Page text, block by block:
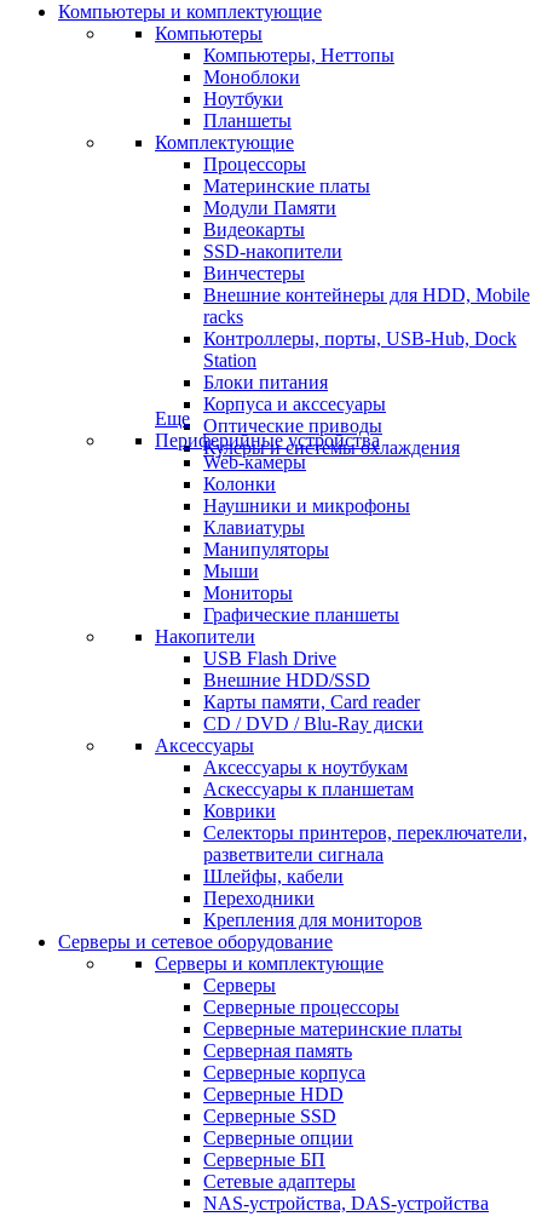
Компьютеры и комплектующие
Компьютеры
Компьютеры, Неттопы
Моноблоки
Ноутбуки
Планшеты
Комплектующие
Процессоры
Материнские платы
Модули Памяти
Видеокарты
SSD-накопители
Винчестеры
Внешние контейнеры для HDD, Mobile
racks
Контроллеры, порты, USB-Hub, Dock
Station
Блоки питания
Корпуса и акссесуары
Оптические приводы
Кулеры и системы охлаждения
Еще
Периферийные устройства
Web-камеры
Колонки
Наушники и микрофоны
Клавиатуры
Манипуляторы
Мыши
Мониторы
Графические планшеты
Накопители
USB Flash Drive
Внешние HDD/SSD
Карты памяти, Card reader
CD / DVD / Blu-Ray диски
Аксессуары
Аксессуары к ноутбукам
Аскессуары к планшетам
Коврики
Селекторы принтеров, переключатели,
разветвители сигнала
Шлейфы, кабели
Переходники
Крепления для мониторов
Серверы и сетевое оборудование
Серверы и комплектующие
Серверы
Серверные процессоры
Серверные материнские платы
Серверная память
Серверные корпуса
Серверные HDD
Серверные SSD
Серверные опции
Серверные БП
Сетевые адаптеры
NAS-устройства, DAS-устройства